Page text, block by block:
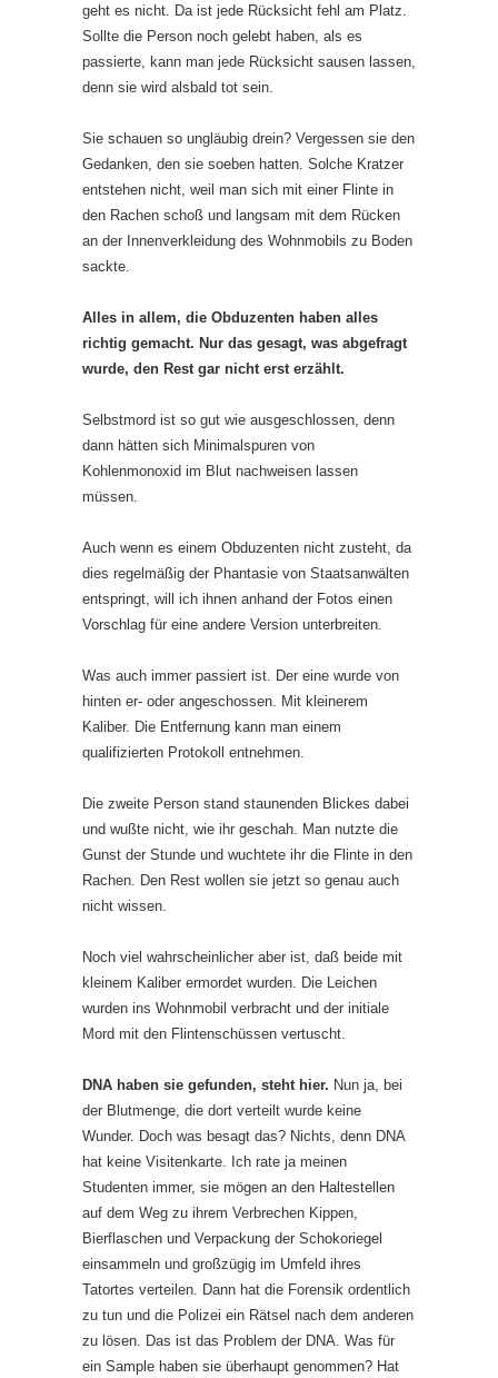
geht es nicht. Da ist jede Rücksicht fehl am Platz.
Sollte die Person noch gelebt haben, als es
passierte, kann man jede Rücksicht sausen lassen,
denn sie wird alsbald tot sein.
Sie schauen so ungläubig drein? Vergessen sie den
Gedanken, den sie soeben hatten. Solche Kratzer
entstehen nicht, weil man sich mit einer Flinte in
den Rachen schoß und langsam mit dem Rücken
an der Innenverkleidung des Wohnmobils zu Boden
sackte.
Alles in allem, die Obduzenten haben alles
richtig gemacht. Nur das gesagt, was abgefragt
wurde, den Rest gar nicht erst erzählt.
Selbstmord ist so gut wie ausgeschlossen, denn
dann hätten sich Minimalspuren von
Kohlenmonoxid im Blut nachweisen lassen
müssen.
Auch wenn es einem Obduzenten nicht zusteht, da
dies regelmäßig der Phantasie von Staatsanwälten
entspringt, will ich ihnen anhand der Fotos einen
Vorschlag für eine andere Version unterbreiten.
Was auch immer passiert ist. Der eine wurde von
hinten er- oder angeschossen. Mit kleinerem
Kaliber. Die Entfernung kann man einem
qualifizierten Protokoll entnehmen.
Die zweite Person stand staunenden Blickes dabei
und wußte nicht, wie ihr geschah. Man nutzte die
Gunst der Stunde und wuchtete ihr die Flinte in den
Rachen. Den Rest wollen sie jetzt so genau auch
nicht wissen.
Noch viel wahrscheinlicher aber ist, daß beide mit
kleinem Kaliber ermordet wurden. Die Leichen
wurden ins Wohnmobil verbracht und der initiale
Mord mit den Flintenschüssen vertuscht.
DNA haben sie gefunden, steht hier. Nun ja, bei
der Blutmenge, die dort verteilt wurde keine
Wunder. Doch was besagt das? Nichts, denn DNA
hat keine Visitenkarte. Ich rate ja meinen
Studenten immer, sie mögen an den Haltestellen
auf dem Weg zu ihrem Verbrechen Kippen,
Bierflaschen und Verpackung der Schokoriegel
einsammeln und großzügig im Umfeld ihres
Tatortes verteilen. Dann hat die Forensik ordentlich
zu tun und die Polizei ein Rätsel nach dem anderen
zu lösen. Das ist das Problem der DNA. Was für
ein Sample haben sie überhaupt genommen? Hat